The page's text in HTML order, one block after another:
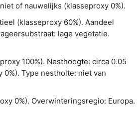
of nauwelijks (klasseproxy 0%).
(klasseproxy 60%). Aandeel
lage vegetatie.
100%). Nesthoogte: circa 0.05
Type nestholte: niet van
0%). Overwinteringsregio: Europa.